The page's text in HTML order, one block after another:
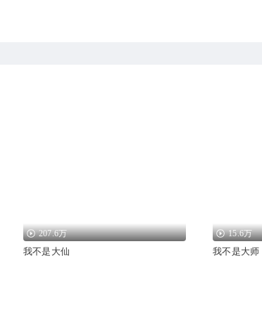
207.6万
我不是大仙
15.6万
我不是大师